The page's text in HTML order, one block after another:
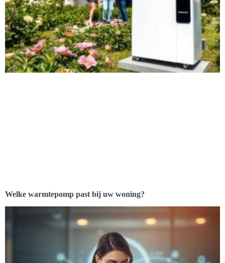
Welke warmtepomp past bij uw woning?